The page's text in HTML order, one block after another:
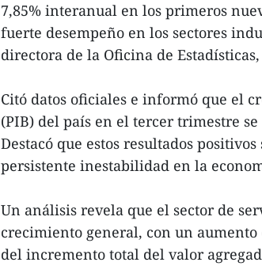
7,85% interanual en los primeros
fuerte desempeño en los sectores
directora de la Oficina de
Citó datos oficiales e informó que el
(PIB) del país en el tercer trimestre
Destacó que estos resultados
persistente inestabilidad en la
Un análisis revela que el sector de
crecimiento general, con un aumento
del incremento total del valor